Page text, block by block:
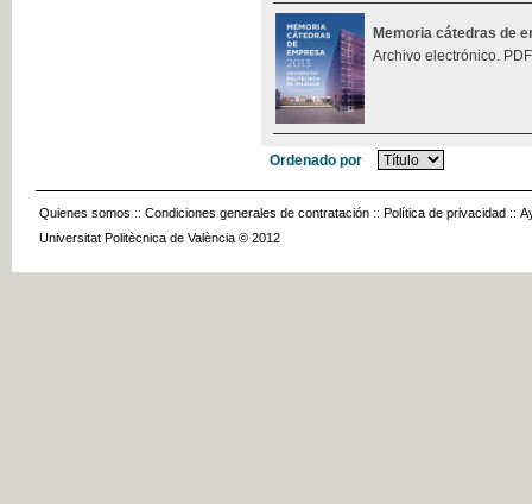
Memoria cátedras de
Archivo electrónico.
Ordenado por
Quienes somos :: Condiciones generales de contratación :: Política de privacidad ::
Universitat Politècnica de València © 2012